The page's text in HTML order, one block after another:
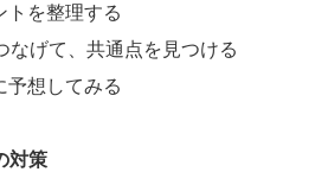
トを整理する
なげて、共通点を見つける
予想してみる
対策